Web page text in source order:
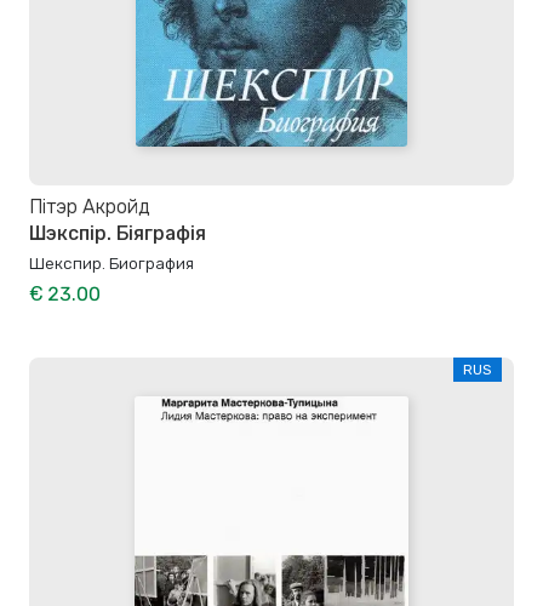
Пітэр Акройд
Шэкспір. Біяграфія
Шекспир. Биография
€ 23.00
RUS